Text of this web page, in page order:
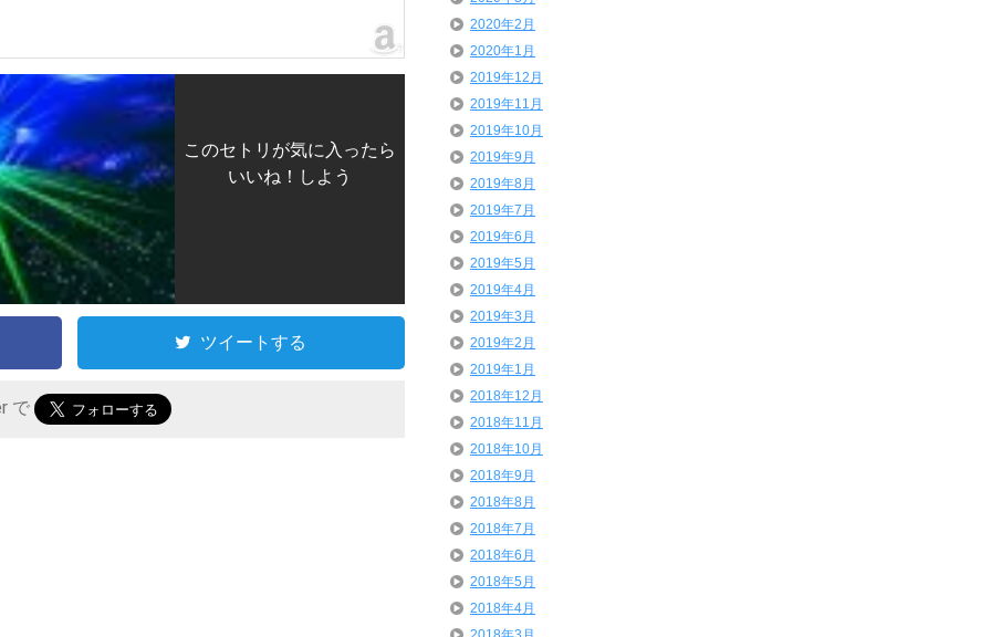
このセトリが気に入ったら
いいね！しよう
ツイートする
で
2020年2月
2020年1月
2019年12月
2019年11月
2019年10月
2019年9月
2019年8月
2019年7月
2019年6月
2019年5月
2019年4月
2019年3月
2019年2月
2019年1月
2018年12月
2018年11月
2018年10月
2018年9月
2018年8月
2018年7月
2018年6月
2018年5月
2018年4月